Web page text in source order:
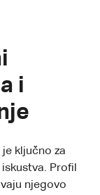
i
ključno za
Profil
njegovo